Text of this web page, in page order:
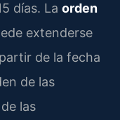
días. La orden
extenderse
de la fecha
de las
las